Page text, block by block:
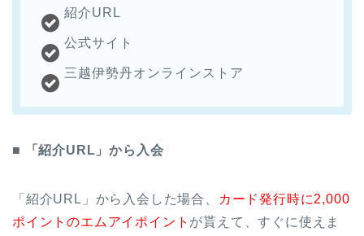
紹介URL
公式サイト
三越伊勢丹オンラインストア
■ 「紹介URL」から入会
「紹介URL」から入会した場合、
カード発行時に2,000
ポイントのエムアイポイント が貰えて、すぐに使えま